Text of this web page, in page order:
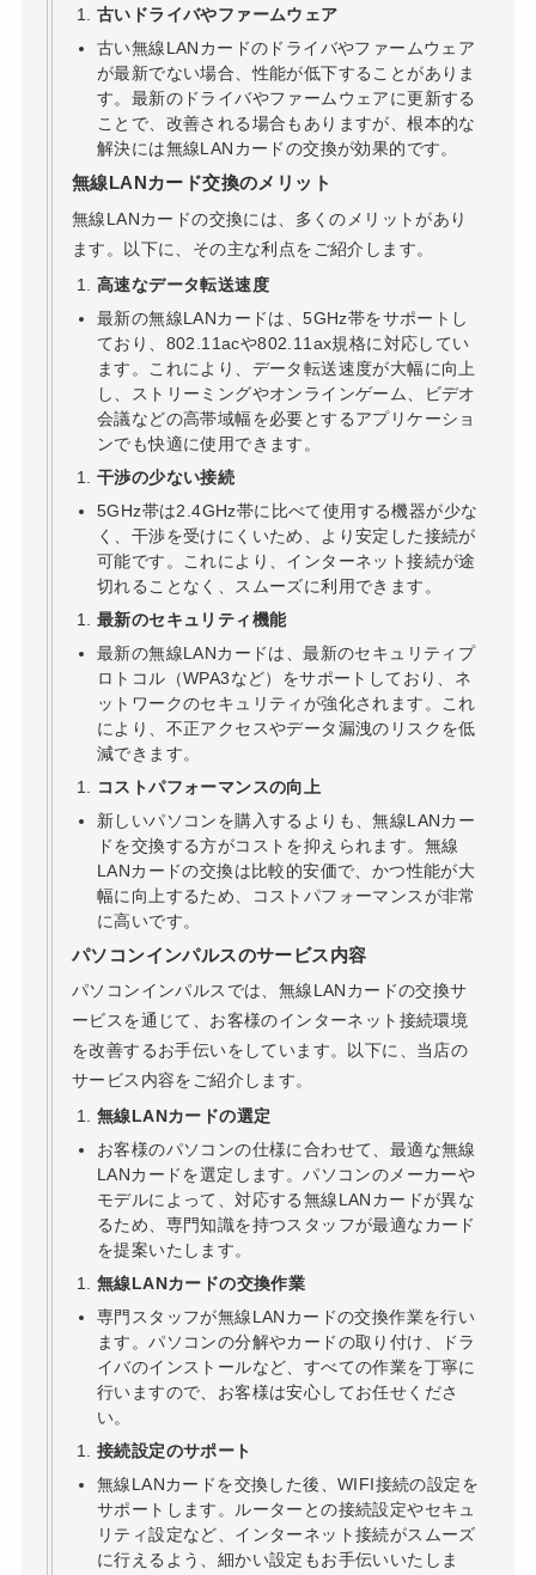
古いドライバやファームウェア
古い無線LANカードのドライバやファームウェア
が最新でない場合、性能が低下することがありま
す。最新のドライバやファームウェアに更新する
ことで、改善される場合もありますが、根本的な
解決には無線LANカードの交換が効果的です。
無線LANカード交換のメリット
無線LANカードの交換には、多くのメリットがあり
ます。以下に、その主な利点をご紹介します。
高速なデータ転送速度
最新の無線LANカードは、5GHz帯をサポートし
ており、802.11acや802.11ax規格に対応してい
ます。これにより、データ転送速度が大幅に向上
し、ストリーミングやオンラインゲーム、ビデオ
会議などの高帯域幅を必要とするアプリケーショ
ンでも快適に使用できます。
干渉の少ない接続
5GHz帯は2.4GHz帯に比べて使用する機器が少な
く、干渉を受けにくいため、より安定した接続が
可能です。これにより、インターネット接続が途
切れることなく、スムーズに利用できます。
最新のセキュリティ機能
最新の無線LANカードは、最新のセキュリティプ
ロトコル（WPA3など）をサポートしており、ネ
ットワークのセキュリティが強化されます。これ
により、不正アクセスやデータ漏洩のリスクを低
減できます。
コストパフォーマンスの向上
新しいパソコンを購入するよりも、無線LANカー
ドを交換する方がコストを抑えられます。無線
LANカードの交換は比較的安価で、かつ性能が大
幅に向上するため、コストパフォーマンスが非常
に高いです。
パソコンインパルスのサービス内容
パソコンインパルスでは、無線LANカードの交換サ
ービスを通じて、お客様のインターネット接続環境
を改善するお手伝いをしています。以下に、当店の
サービス内容をご紹介します。
無線LANカードの選定
お客様のパソコンの仕様に合わせて、最適な無線
LANカードを選定します。パソコンのメーカーや
モデルによって、対応する無線LANカードが異な
るため、専門知識を持つスタッフが最適なカード
を提案いたします。
無線LANカードの交換作業
専門スタッフが無線LANカードの交換作業を行い
ます。パソコンの分解やカードの取り付け、ドラ
イバのインストールなど、すべての作業を丁寧に
行いますので、お客様は安心してお任せくださ
い。
接続設定のサポート
無線LANカードを交換した後、WIFI接続の設定を
サポートします。ルーターとの接続設定やセキュ
リティ設定など、インターネット接続がスムーズ
に行えるよう、細かい設定もお手伝いいたしま